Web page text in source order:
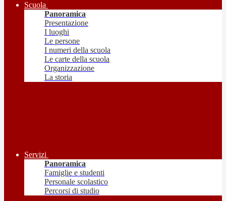
Scuola
Panoramica
Presentazione
I luoghi
Le persone
I numeri della scuola
Le carte della scuola
Organizzazione
La storia
Servizi
Panoramica
Famiglie e studenti
Personale scolastico
Percorsi di studio